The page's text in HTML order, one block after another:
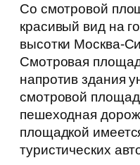
Со смотровой
красивый вид на
высотки Москва-
Смотровая
напротив здания
смотровой
пешеходная
площадкой
туристических